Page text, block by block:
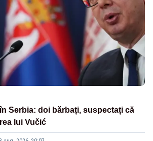
Serbia: doi bărbați, suspectați că
lui Vučić